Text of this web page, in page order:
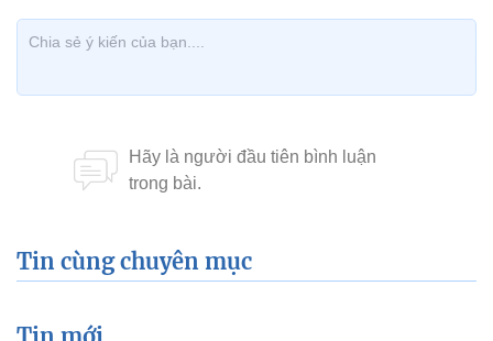
Tin cùng chuyên mục